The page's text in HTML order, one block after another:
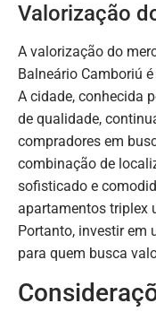
Valorização
A valorização do
Balneário Camboriú
A cidade, conhecida
de qualidade,
compradores em
combinação de
sofisticado e
apartamentos triplex
Portanto, investir em
para quem busca